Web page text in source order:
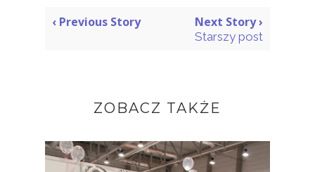
‹ Previous Story Next Story ›
Starszy post
ZOBACZ TAKŻE